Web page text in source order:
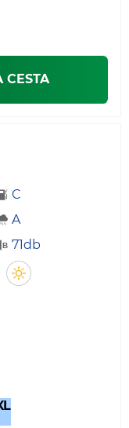
CESTA
C
A
71db